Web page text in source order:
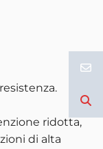
ridotta,
di alta